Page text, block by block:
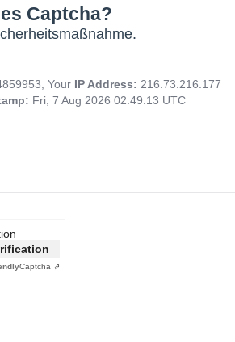
Captcha?
Your IP Address: 216.73.216.177
Fri, 7 Aug 2026 02:49:13 UTC
Captcha ⇗